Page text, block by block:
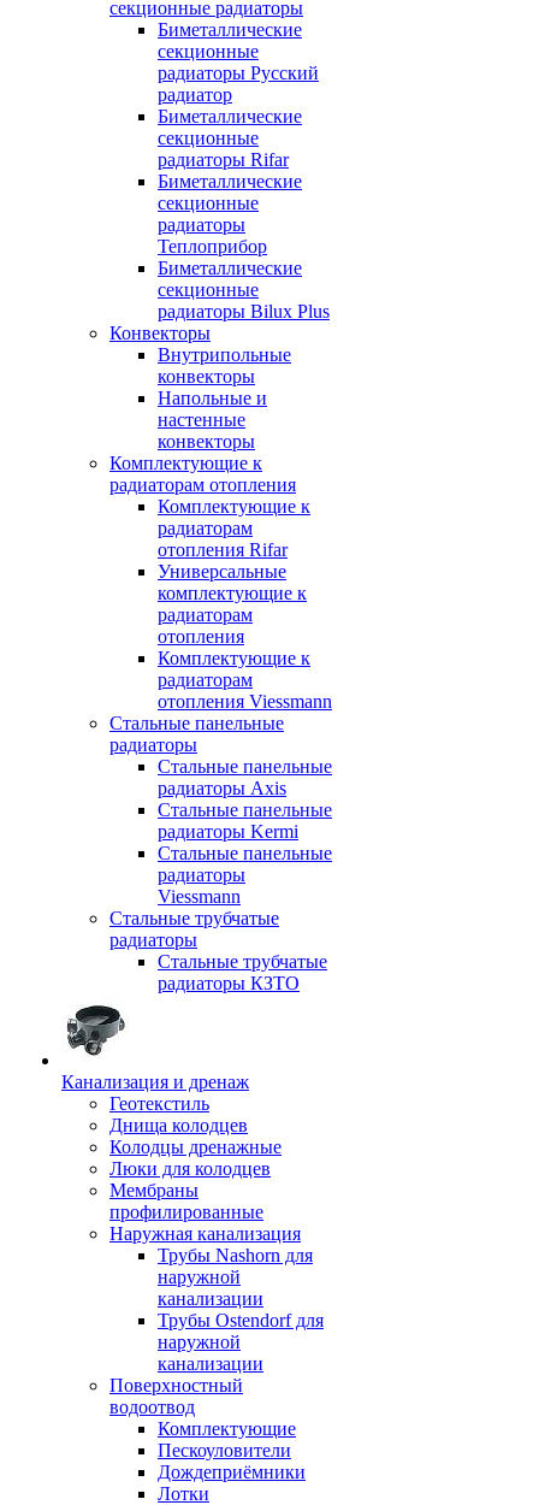
секционные радиаторы
Биметаллические
секционные
радиаторы Русский
радиатор
Биметаллические
секционные
радиаторы Rifar
Биметаллические
секционные
радиаторы
Теплоприбор
Биметаллические
секционные
радиаторы Bilux Plus
Конвекторы
Внутрипольные
конвекторы
Напольные и
настенные
конвекторы
Комплектующие к
радиаторам отопления
Комплектующие к
радиаторам
отопления Rifar
Универсальные
комплектующие к
радиаторам
отопления
Комплектующие к
радиаторам
отопления Viessmann
Стальные панельные
радиаторы
Стальные панельные
радиаторы Axis
Стальные панельные
радиаторы Kermi
Стальные панельные
радиаторы
Viessmann
Стальные трубчатые
радиаторы
Стальные трубчатые
радиаторы КЗТО
Канализация и дренаж
Геотекстиль
Днища колодцев
Колодцы дренажные
Люки для колодцев
Мембраны
профилированные
Наружная канализация
Трубы Nashorn для
наружной
канализации
Трубы Ostendorf для
наружной
канализации
Поверхностный
водоотвод
Комплектующие
Пескоуловители
Дождеприёмники
Лотки